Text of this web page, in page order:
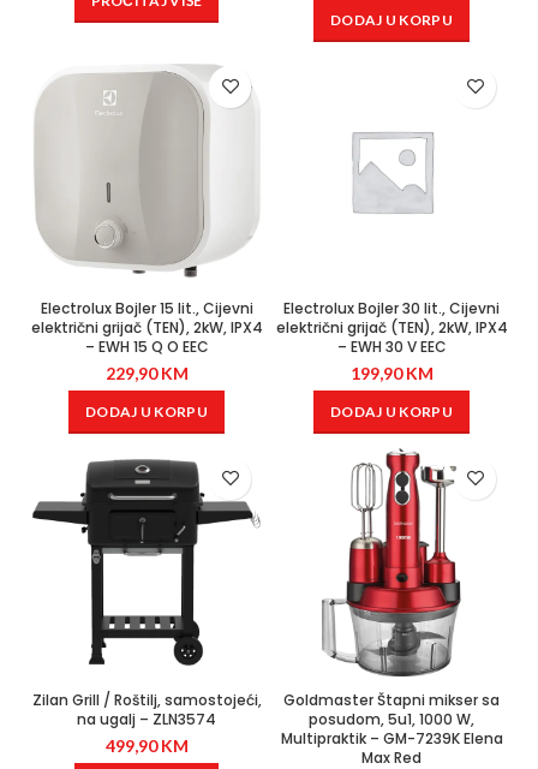
DODAJ U KORPU
Electrolux Bojler 15 lit., Cijevni
električni grijač (TEN), 2kW, IPX4
– EWH 15 Q O EEC
229,90KM
DODAJ U KORPU
Electrolux Bojler 30 lit., Cijevni
električni grijač (TEN), 2kW, IPX4
– EWH 30 V EEC
199,90KM
DODAJ U KORPU
Zilan Grill / Roštilj, samostojeći,
na ugalj – ZLN3574
499,90KM
Goldmaster Štapni mikser sa
posudom, 5u1, 1000 W,
Multipraktik – GM-7239K Elena
Max Red